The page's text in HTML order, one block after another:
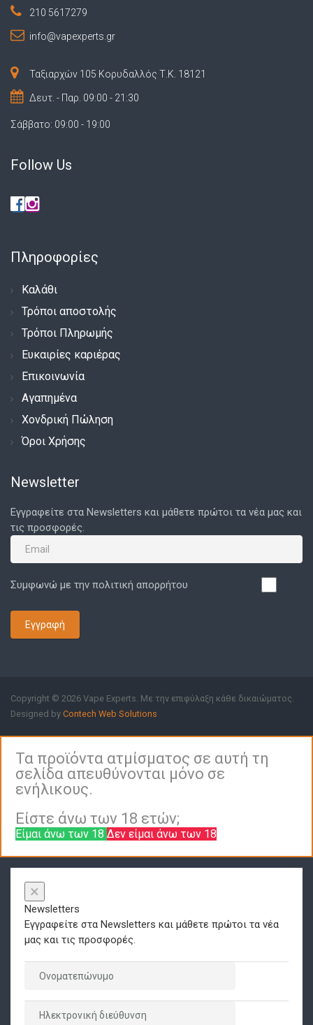
210 5617279
info@vapexperts.gr
Ταξιαρχών 105 Κορυδαλλός Τ.Κ. 18121
Δευτ. - Παρ. 09:00 - 21:30
Σάββατο: 09:00 - 19:00
Follow Us
Πληροφορίες
Καλάθι
Τρόποι αποστολής
Τρόποι Πληρωμής
Ευκαιρίες καριέρας
Επικοινωνία
Αγαπημένα
Χονδρική Πώληση
Όροι Χρήσης
Newsletter
Εγγραφείτε στα Newsletters και μάθετε πρώτοι τα νέα μας και
τις προσφορές.
Συμφωνώ με την πολιτική απορρήτου
Εγγραφή
Copyright © 2026 Vape Experts. Με την επιφύλαξη κάθε δικαιώματος.
Designed by Contech Web Solutions
Τα προϊόντα ατμίσματος σε αυτή τη
σελίδα απευθύνονται μόνο σε
ενήλικους.
Είστε άνω των 18 ετών;
Είμαι άνω των 18 Δεν είμαι άνω των 18
×
Newsletters
Εγγραφείτε στα Newsletters και μάθετε πρώτοι τα νέα
μας και τις προσφορές.